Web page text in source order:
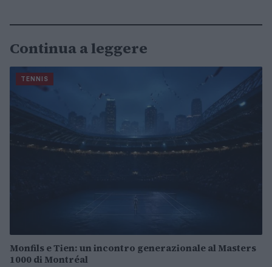
Continua a leggere
TENNIS
Monfils e Tien: un incontro generazionale al Masters
1000 di Montréal